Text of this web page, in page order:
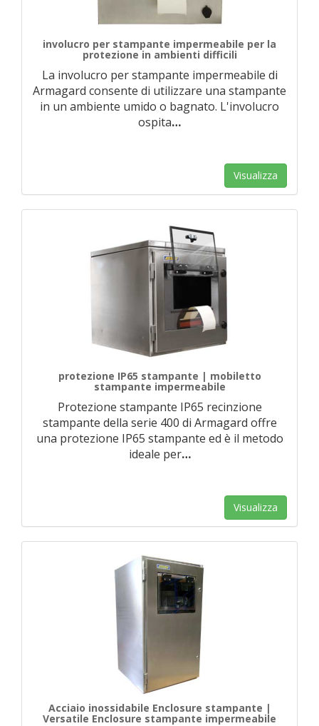
involucro per stampante impermeabile per la
protezione in ambienti difficili
La involucro per stampante impermeabile di
Armagard consente di utilizzare una stampante
in un ambiente umido o bagnato. L'involucro
ospita…
Visualizza
protezione IP65 stampante | mobiletto
stampante impermeabile
Protezione stampante IP65 recinzione
stampante della serie 400 di Armagard offre
una protezione IP65 stampante ed è il metodo
ideale per…
Visualizza
Acciaio inossidabile Enclosure stampante |
Versatile Enclosure stampante impermeabile